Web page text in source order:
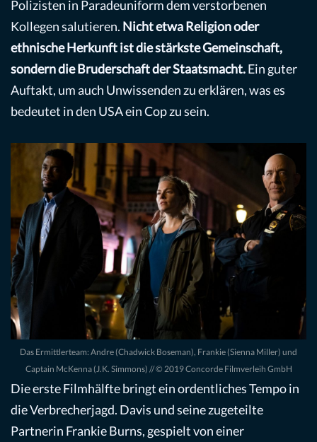
Polizisten in Paradeuniform dem verstorbenen
Kollegen salutieren. Nicht etwa Religion oder
ethnische Herkunft ist die stärkste Gemeinschaft,
sondern die Bruderschaft der Staatsmacht.Ein guter
Auftakt, um auch Unwissenden zu erklären, was es
bedeutet in den USA ein Cop zu sein.
Das Ermittlerteam: Andre (Chadwick Boseman), Frankie (Sienna Miller) und
Captain McKenna (J.K. Simmons) // © 2019 Concorde Filmverleih GmbH
Die erste Filmhälfte bringt ein ordentliches Tempo in
die Verbrecherjagd. Davis und seine zugeteilte
Partnerin Frankie Burns, gespielt von einer